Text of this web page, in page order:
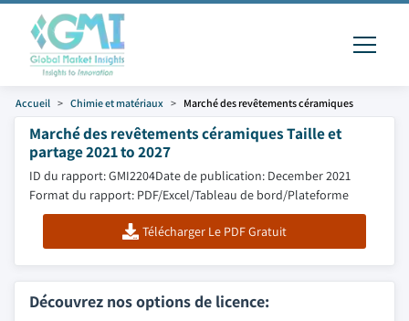
Accueil Chimie et matériaux Marché des revêtements céramiques
Marché des revêtements céramiques Taille et
partage 2021 to 2027
ID du rapport: GMI2204Date de publication: December 2021
Format du rapport: PDF/Excel/Tableau de bord/Plateforme
Télécharger Le PDF Gratuit
Découvrez nos options de licence: